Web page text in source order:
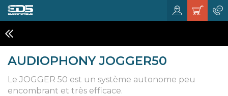
AUDIOPHONY JOGGER50
Le JOGGER 50 est un système autonome peu
encombrant et très efficace.